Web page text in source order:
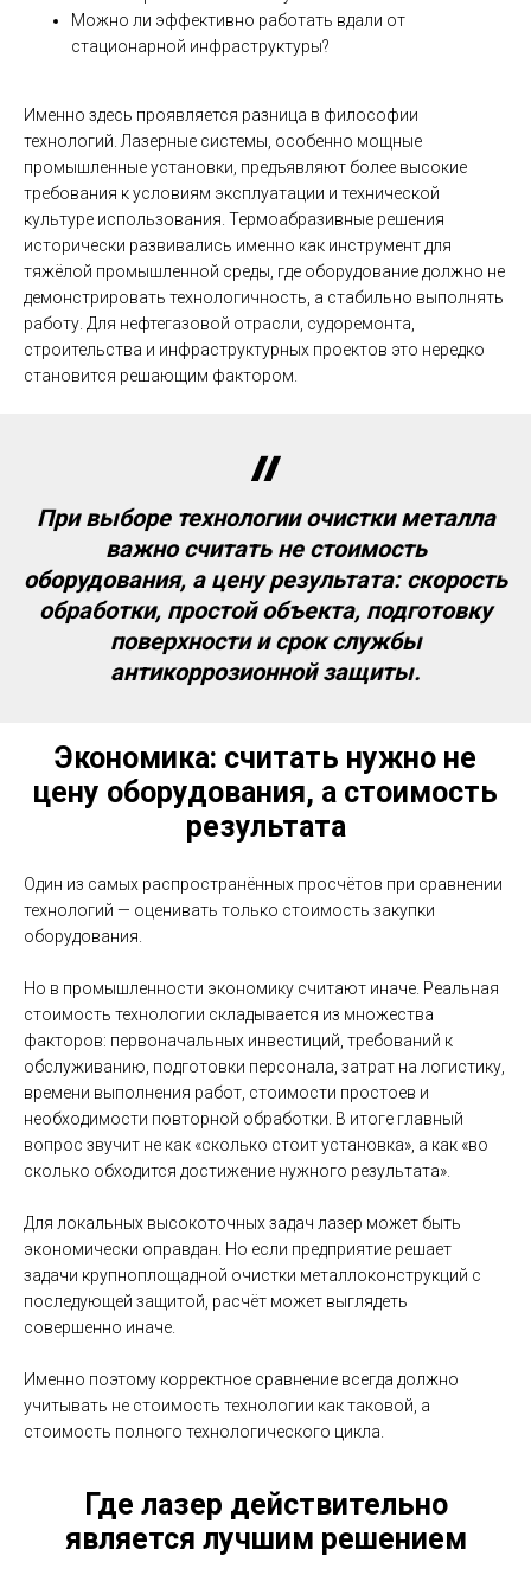
Можно ли эффективно работать вдали от
стационарной инфраструктуры?
Именно здесь проявляется разница в философии
технологий. Лазерные системы, особенно мощные
промышленные установки, предъявляют более высокие
требования к условиям эксплуатации и технической
культуре использования. Термоабразивные решения
исторически развивались именно как инструмент для
тяжёлой промышленной среды, где оборудование должно не
демонстрировать технологичность, а стабильно выполнять
работу. Для нефтегазовой отрасли, судоремонта,
строительства и инфраструктурных проектов это нередко
становится решающим фактором.
При выборе технологии очистки металла
важно считать не стоимость
оборудования, а цену результата: скорость
обработки, простой объекта, подготовку
поверхности и срок службы
антикоррозионной защиты.
Экономика: считать нужно не
цену оборудования, а стоимость
результата
Один из самых распространённых просчётов при сравнении
технологий — оценивать только стоимость закупки
оборудования.
Но в промышленности экономику считают иначе. Реальная
стоимость технологии складывается из множества
факторов: первоначальных инвестиций, требований к
обслуживанию, подготовки персонала, затрат на логистику,
времени выполнения работ, стоимости простоев и
необходимости повторной обработки. В итоге главный
вопрос звучит не как «сколько стоит установка», а как «во
сколько обходится достижение нужного результата».
Для локальных высокоточных задач лазер может быть
экономически оправдан. Но если предприятие решает
задачи крупноплощадной очистки металлоконструкций с
последующей защитой, расчёт может выглядеть
совершенно иначе.
Именно поэтому корректное сравнение всегда должно
учитывать не стоимость технологии как таковой, а
стоимость полного технологического цикла.
Где лазер действительно
является лучшим решением